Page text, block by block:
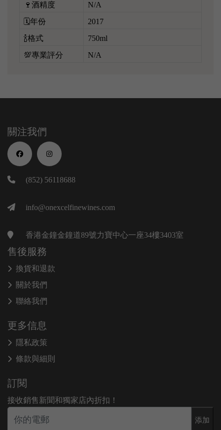
🍷酒精度 N/A
🗓️年份 2017
🍾格式 750ml
💯專業評分 N/A
關注我們
(852) 56118688
info@onexcelfinewines.com
香港金鐘金鐘道89號力寶中心一座34樓3403室
售後服務
換貨和退款
關於我們
聯絡我們
更多信息
隱私政策
條款與細則
訂閱
接收銷售新聞和獨家店內折扣！
添加